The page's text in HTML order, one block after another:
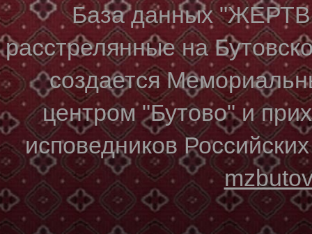
База данных
расстрелянные на
создается
центром "Бутово" и
исповедников